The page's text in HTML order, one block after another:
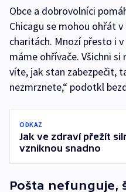
Obce a dobrovolníci
Chicagu se mohou ohřát
charitách. Mnozí přesto i
máme ohřívače. Všichni
víte, jak stan zabezpečit,
nezmrznete,“ podotkl
ODKAZ
Jak ve zdraví přežít
vzniknou snadno
Pošta nefunguje,